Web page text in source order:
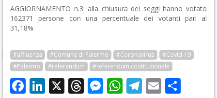
AGGIORNAMENTO n.3: alla chiusura dei seggi hanno votato
162371 persone con una percentuale dei votanti pari al
31,18%.
#affluenza #Comune di Palermo #Coronavirus
#Covid-19
#Palermo
#referendum #referendum costituzionale
Facebook
LinkedIn
X Threads
Messenger
WhatsApp
Telegram
Email